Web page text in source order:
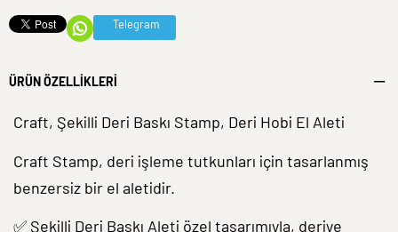
Telegram
ÜRÜN ÖZELLIKLERI
Craft, Şekilli Deri Baskı Stamp, Deri Hobi El Aleti
Craft Stamp, deri işleme tutkunları için tasarlanmış
benzersiz bir el aletidir.
✅ Şekilli Deri Baskı Aleti özel tasarımıyla, deriye